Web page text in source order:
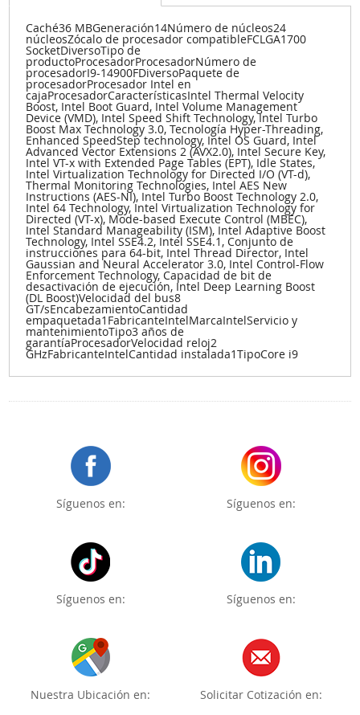
Caché36 MBGeneración14Número de núcleos24
núcleosZócalo de procesador compatibleFCLGA1700
SocketDiversoTipo de
productoProcesadorProcesadorNúmero de
procesadorI9-14900FDiversoPaquete de
procesadorProcesador Intel en
cajaProcesadorCaracterísticasIntel Thermal Velocity
Boost, Intel Boot Guard, Intel Volume Management
Device (VMD), Intel Speed Shift Technology, Intel Turbo
Boost Max Technology 3.0, Tecnología Hyper-Threading,
Enhanced SpeedStep technology, Intel OS Guard, Intel
Advanced Vector Extensions 2 (AVX2.0), Intel Secure Key,
Intel VT-x with Extended Page Tables (EPT), Idle States,
Intel Virtualization Technology for Directed I/O (VT-d),
Thermal Monitoring Technologies, Intel AES New
Instructions (AES-NI), Intel Turbo Boost Technology 2.0,
Intel 64 Technology, Intel Virtualization Technology for
Directed (VT-x), Mode-based Execute Control (MBEC),
Intel Standard Manageability (ISM), Intel Adaptive Boost
Technology, Intel SSE4.2, Intel SSE4.1, Conjunto de
instrucciones para 64-bit, Intel Thread Director, Intel
Gaussian and Neural Accelerator 3.0, Intel Control-Flow
Enforcement Technology, Capacidad de bit de
desactivación de ejecución, Intel Deep Learning Boost
(DL Boost)Velocidad del bus8
GT/sEncabezamientoCantidad
empaquetada1FabricanteIntelMarcaIntelServicio y
mantenimientoTipo3 años de
garantíaProcesadorVelocidad reloj2
GHzFabricanteIntelCantidad instalada1TipoCore i9
Síguenos en: Síguenos en:
Síguenos en: Síguenos en:
Nuestra Ubicación en: Solicitar Cotización en: